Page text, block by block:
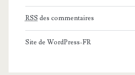
RSS des commentaires
Site de WordPress-FR